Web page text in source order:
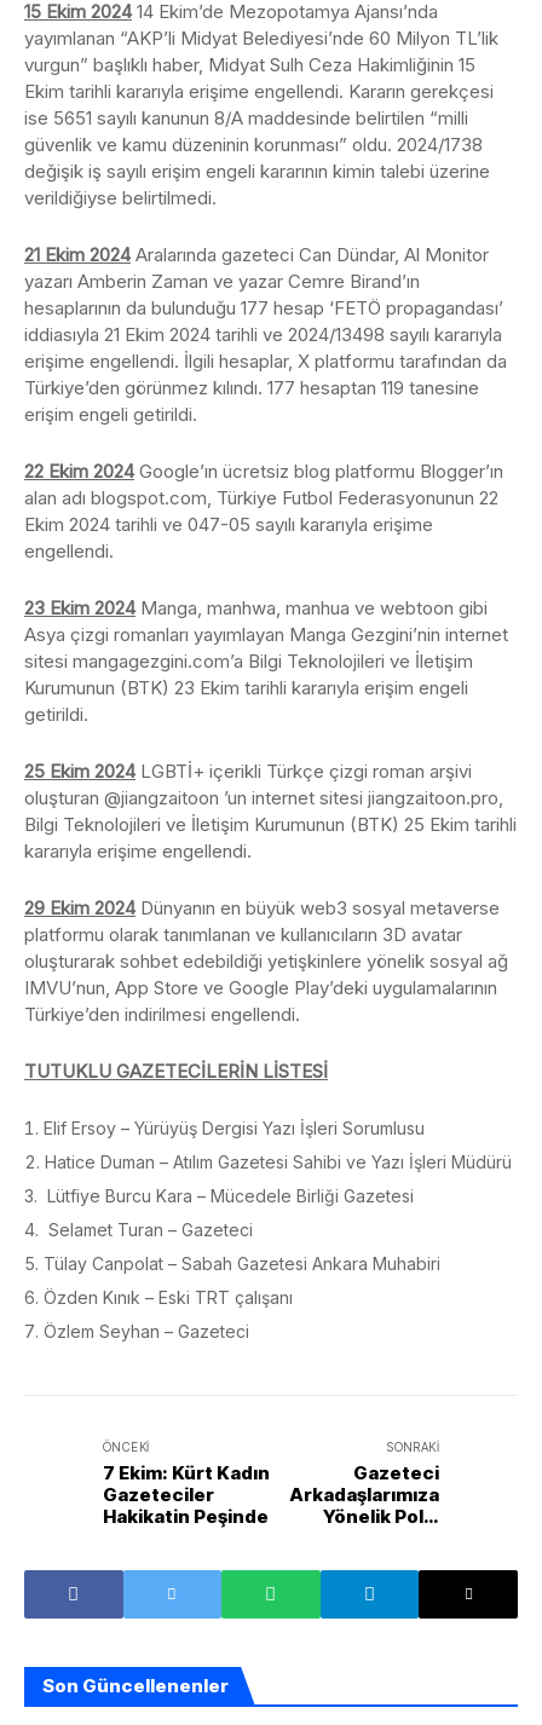
15 Ekim 202414 Ekim’de Mezopotamya Ajansı’nda
yayımlanan “AKP’li Midyat Belediyesi’nde 60 Milyon TL’lik
vurgun” başlıklı haber, Midyat Sulh Ceza Hakimliğinin 15
Ekim tarihli kararıyla erişime engellendi. Kararın gerekçesi
ise 5651 sayılı kanunun 8/A maddesinde belirtilen “milli
güvenlik ve kamu düzeninin korunması” oldu. 2024/1738
değişik iş sayılı erişim engeli kararının kimin talebi üzerine
verildiğiyse belirtilmedi.
21 Ekim 2024 Aralarında gazeteci Can Dündar, Al Monitor
yazarı Amberin Zaman ve yazar Cemre Birand’ın
hesaplarının da bulunduğu 177 hesap ‘FETÖ propagandası’
iddiasıyla 21 Ekim 2024 tarihli ve 2024/13498 sayılı kararıyla
erişime engellendi. İlgili hesaplar, X platformu tarafından da
Türkiye’den görünmez kılındı. 177 hesaptan 119 tanesine
erişim engeli getirildi.
22 Ekim 2024 Google’ın ücretsiz blog platformu Blogger’ın
alan adı blogspot.com, Türkiye Futbol Federasyonunun 22
Ekim 2024 tarihli ve 047-05 sayılı kararıyla erişime
engellendi.
23 Ekim 2024 Manga, manhwa, manhua ve webtoon gibi
Asya çizgi romanları yayımlayan Manga Gezgini’nin internet
sitesi mangagezgini.com’a Bilgi Teknolojileri ve İletişim
Kurumunun (BTK) 23 Ekim tarihli kararıyla erişim engeli
getirildi.
25 Ekim 2024 LGBTİ+ içerikli Türkçe çizgi roman arşivi
oluşturan @jiangzaitoon ’un internet sitesi jiangzaitoon.pro,
Bilgi Teknolojileri ve İletişim Kurumunun (BTK) 25 Ekim tarihli
kararıyla erişime engellendi.
29 Ekim 2024 Dünyanın en büyük web3 sosyal metaverse
platformu olarak tanımlanan ve kullanıcıların 3D avatar
oluşturarak sohbet edebildiği yetişkinlere yönelik sosyal ağ
IMVU’nun, App Store ve Google Play’deki uygulamalarının
Türkiye’den indirilmesi engellendi.
TUTUKLU GAZETECİLERİN LİSTESİ
Elif Ersoy – Yürüyüş Dergisi Yazı İşleri Sorumlusu
Hatice Duman – Atılım Gazetesi Sahibi ve Yazı İşleri Müdürü
Lütfiye Burcu Kara – Mücedele Birliği Gazetesi
Selamet Turan – Gazeteci
Tülay Canpolat – Sabah Gazetesi Ankara Muhabiri
Özden Kınık – Eski TRT çalışanı
Özlem Seyhan – Gazeteci
ÖNCEKI
7 Ekim: Kürt Kadın
Gazeteciler
Hakikatin Peşinde
SONRAKI
Gazeteci
Arkadaşlarımıza
Yönelik Polis
Açıklamamız
Son Güncellenenler